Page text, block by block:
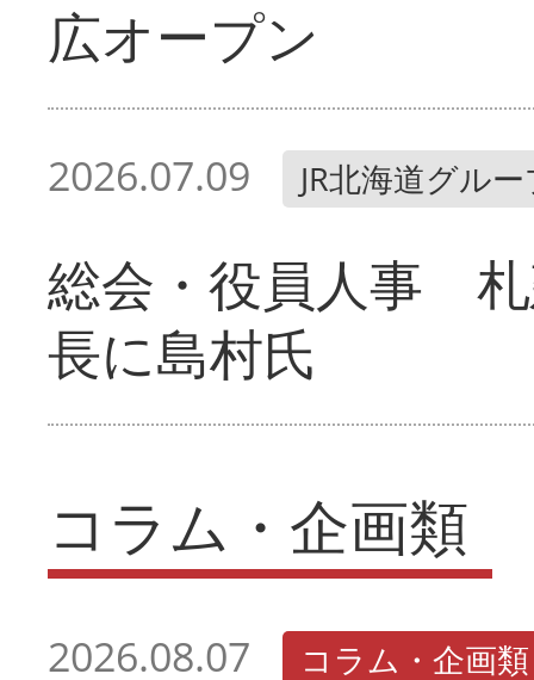
広オープン
2026.07.09 JR北海道グル
総会・役員人事
長に島村氏
コラム・企画類
2026.08.07 コラム・企画類